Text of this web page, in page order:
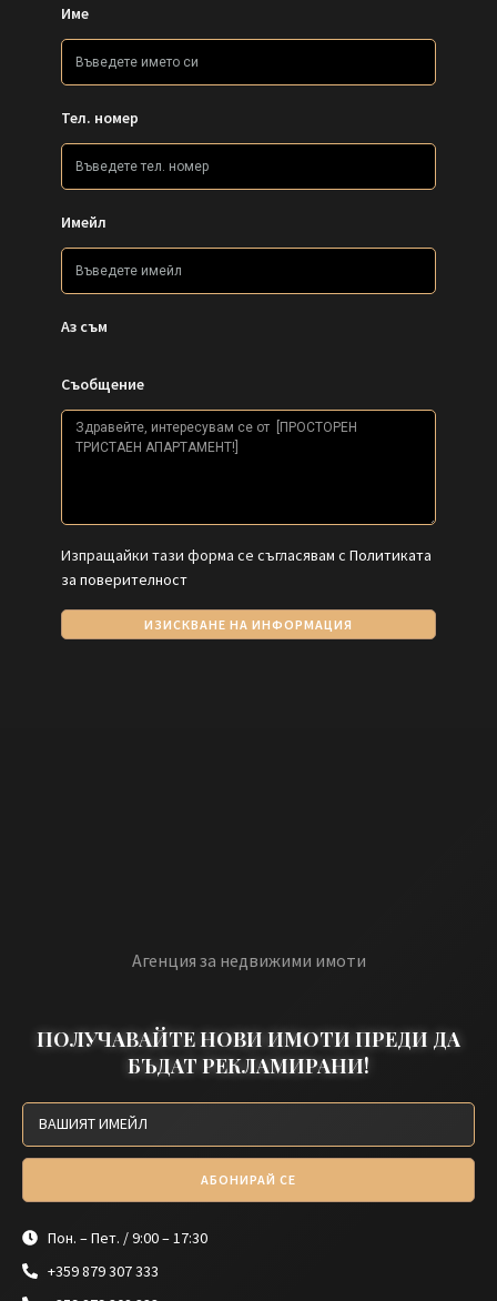
Име
Тел. номер
Имейл
Аз съм
Съобщение
Изпращайки тази форма се съгласявам с Политиката
за поверителност
ИЗИСКВАНЕ НА ИНФОРМАЦИЯ
Агенция за недвижими имоти
ПОЛУЧАВАЙТЕ НОВИ ИМОТИ ПРЕДИ ДА
БЪДАТ РЕКЛАМИРАНИ!
АБОНИРАЙ СЕ
Пон. – Пет. / 9:00 – 17:30
+359 879 307 333